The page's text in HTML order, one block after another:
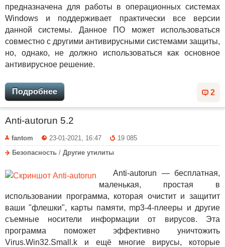
предназначена для работы в операционных системах
Windows и поддерживает практически все версии
данной системы. Данное ПО может использоваться
совместно с другими антивирусными системами защиты,
но, однако, не должно использоваться как основное
антивирусное решение.
2
Подробнее
Anti-autorun 5.2
fantom 23-01-2021, 16:47
19 085
Безопасность / Другие утилиты
Anti-autorun — бесплатная,
маленькая, простая в
использовании программа, которая очистит и защитит
ваши "флешки", карты памяти, mp3-4-плееры и другие
съемные носители информации от вирусов. Эта
программа поможет эффективно уничтожить
Virus.Win32.Small.k и ещё многие вирусы, которые